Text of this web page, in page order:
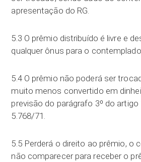
apresentação do RG.
5.3 O prêmio distribuído é livre e
qualquer ônus para o
5.4 O prêmio não poderá ser
muito menos convertido em
previsão do parágrafo 3º do artigo
5.768/71.
5.5 Perderá o direito ao prêmio, o
não comparecer para receber o